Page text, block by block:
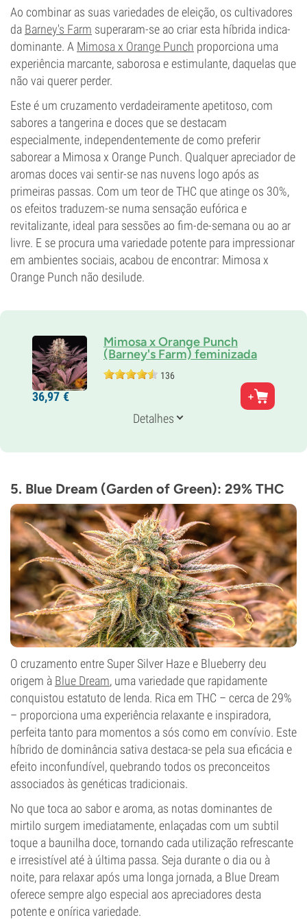
Tipo de floração
Período de luz
Ao combinar as suas variedades de eleição, os cultivadores
da Barney's Farm superaram-se ao criar esta híbrida indica-
dominante. A Mimosa x Orange Punch proporciona uma
experiência marcante, saborosa e estimulante, daquelas que
não vai querer perder.
Este é um cruzamento verdadeiramente apetitoso, com
sabores a tangerina e doces que se destacam
especialmente, independentemente de como preferir
saborear a Mimosa x Orange Punch. Qualquer apreciador de
aromas doces vai sentir-se nas nuvens logo após as
primeiras passas. Com um teor de THC que atinge os 30%,
os efeitos traduzem-se numa sensação eufórica e
revitalizante, ideal para sessões ao fim-de-semana ou ao ar
livre. E se procura uma variedade potente para impressionar
em ambientes sociais, acabou de encontrar: Mimosa x
Orange Punch não desilude.
Mimosa x Orange Punch
(Barney's Farm) feminizada
136
Pais
Mimosa Evo x Orange Punch
35% Sativa
8-9 semanas
30%
CBD
Baixo
Tipo de floração
Período de luz
36,97 €
Detalhes
5. Blue Dream (Garden of Green): 29% THC
O cruzamento entre Super Silver Haze e Blueberry deu
origem à Blue Dream, uma variedade que rapidamente
conquistou estatuto de lenda. Rica em THC – cerca de 29%
– proporciona uma experiência relaxante e inspiradora,
perfeita tanto para momentos a sós como em convívio. Este
híbrido de dominância sativa destaca-se pela sua eficácia e
efeito inconfundível, quebrando todos os preconceitos
associados às genéticas tradicionais.
No que toca ao sabor e aroma, as notas dominantes de
mirtilo surgem imediatamente, enlaçadas com um subtil
toque a baunilha doce, tornando cada utilização refrescante
e irresistível até à última passa. Seja durante o dia ou à
noite, para relaxar após uma longa jornada, a Blue Dream
oferece sempre algo especial aos apreciadores desta
potente e onírica variedade.